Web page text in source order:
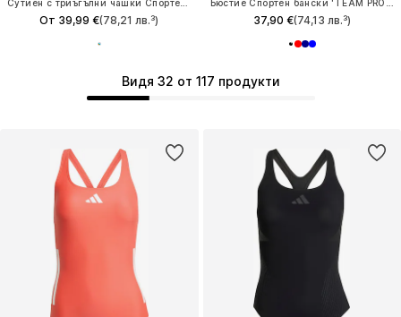
От 39,99 €(78,21 лв.³)
Видя 32 от 117 продукти
37,90 €(74,13 лв.³)